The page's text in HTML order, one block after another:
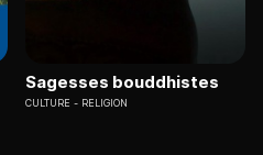
Sagesses bouddhistes
CULTURE RELIGION